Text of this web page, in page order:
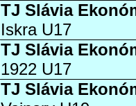
TJ Slávia
Iskra U17
TJ Slávia
1922 U17
TJ Slávia